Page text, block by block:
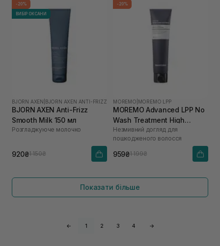
-20%
ВИБІР ОКСАНИ
BJORN AXEN BJORN AXEN ANTI-FRIZZ
BJORN AXEN Anti-Frizz
Smooth Milk 150 мл
Розгладжуюче молочко
920₴1 150₴
-20%
MOREMO MOREMO LPP
MOREMO Advanced LPP No
Wash Treatment High
Performance Salon
Technology 150 мл
Незмивний догляд для
пошкодженого волосся
959₴1 199₴
Показати більше
← 1 2 3 4 →